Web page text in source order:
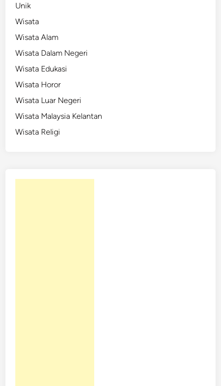
Unik
Wisata
Wisata Alam
Wisata Dalam Negeri
Wisata Edukasi
Wisata Horor
Wisata Luar Negeri
Wisata Malaysia Kelantan
Wisata Religi